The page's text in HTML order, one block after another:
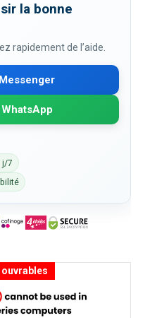
la bonne
rapidement de l’aide.
j/7